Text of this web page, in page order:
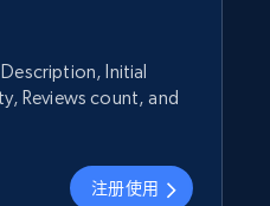
Initial
Reviews count, and
注册使用